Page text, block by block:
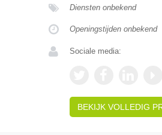
Diensten onbekend
Openingstijden onbekend
Sociale media:
BEKIJK VOLLEDIG